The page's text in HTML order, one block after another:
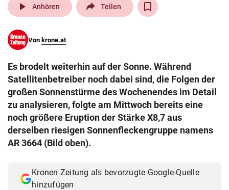
search
eingeben
© Krone Multimedia GmbH & Co KG 2026
Muthgasse 2, 1190 Wien
play_arrow Anhören Teilen
Von krone.at
Es brodelt weiterhin auf der Sonne. Während
Satellitenbetreiber noch dabei sind, die Folgen der
großen Sonnenstürme des Wochenendes im Detail
zu analysieren, folgte am Mittwoch bereits eine
noch größere Eruption der Stärke X8,7 aus
derselben riesigen Sonnenfleckengruppe namens
AR 3664 (Bild oben).
Kronen Zeitung als bevorzugte Google-Quelle
hinzufügen